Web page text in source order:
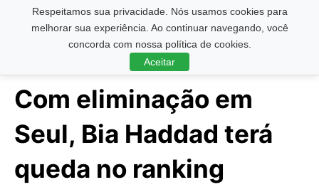
Respeitamos sua privacidade. Nós usamos cookies para
melhorar sua experiência. Ao continuar navegando, você
concorda com nossa política de cookies.
Aceitar
Pesquisar ...
Com eliminação em
Seul, Bia Haddad terá
queda no ranking